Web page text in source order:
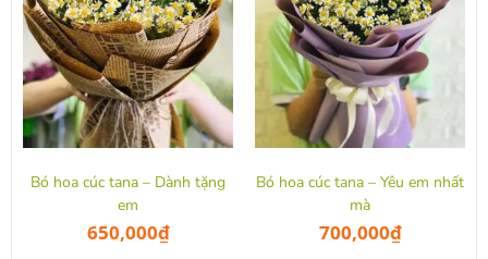
Bó hoa cúc tana – Dành tặng
em
650,000₫
Bó hoa cúc tana – Yêu em nhất
mà
700,000₫